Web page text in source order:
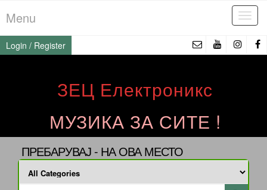
to
the
content
Menu
Login / Register
ЗЕЦ Електроникс
МУЗИКА ЗА СИТЕ !
ПРЕБАРУВАЈ - НА ОВА МЕСТО